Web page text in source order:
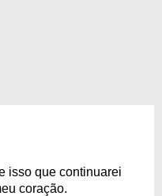
isso que continuarei
coração.